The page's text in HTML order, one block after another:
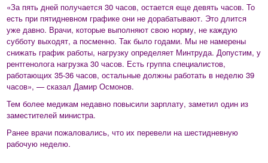
«За пять дней получается 30 часов, остается еще девять часов. То
есть при пятидневном графике они не дорабатывают. Это длится
уже давно. Врачи, которые выполняют свою норму, не каждую
субботу выходят, а посменно. Так было годами. Мы не намерены
снижать график работы, нагрузку определяет Минтруда. Допустим, у
рентгенолога нагрузка 30 часов. Есть группа специалистов,
работающих 35-36 часов, остальные должны работать в неделю 39
часов», — сказал Дамир Осмонов.
Тем более медикам недавно повысили зарплату, заметил один из
заместителей министра.
Ранее врачи пожаловались, что их перевели на шестидневную
рабочую неделю.